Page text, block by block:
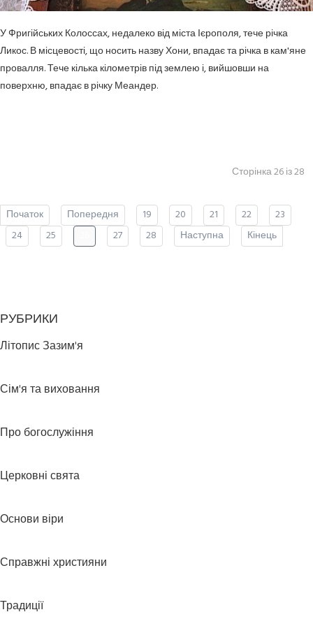
У Фригійських Колоссах, недалеко від міста Ієрополя, тече річка
Ликос. В місцевості, що носить назву Хони, впадає та річка в кам'яне
провалля. Тече кілька кілометрів під землею і, вийшовши на
поверхню, впадає в річку Меандер.
Сторінка 26 із 28
Початок Попередня 19 20 21 22
23
24
25 27 28 Наступна Кінець
РУБРИКИ
Літопис Зазим'я
Сім'я та виховання
Про богослужіння
Церковні свята
Основи віри
Справжні християни
Традиції